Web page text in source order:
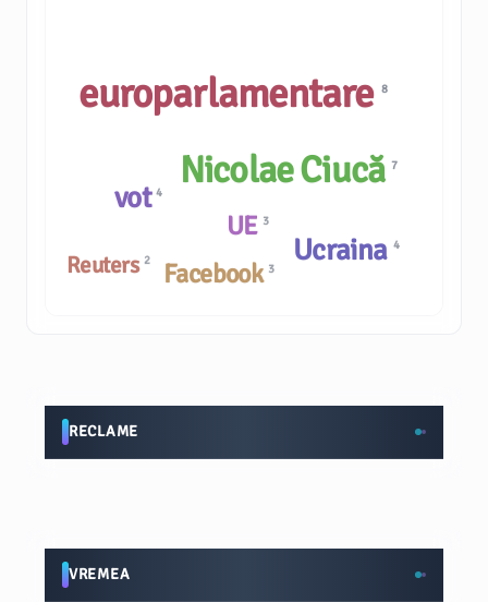
Ucraina 4
Nicolae Ciucă7
UE 3
Facebook 3
Reuters 2
europarlamentare8
vot4
RECLAME
VREMEA